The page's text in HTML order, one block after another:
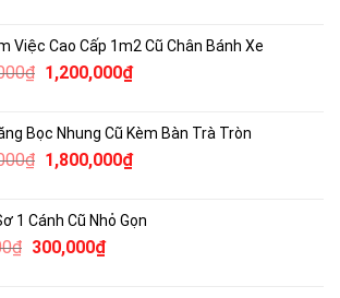
1,900,000₫.là:
1,500,000₫.
Việc Cao Cấp 1m2 Cũ Chân Bánh Xe
₫ Giá
1,860,000₫.
1,200,000₫Giá
là:
1,200,000₫.
Bọc Nhung Cũ Kèm Bàn Trà Tròn
₫ Giá
2,300,000₫.
1,800,000₫Giá
là:
1 Cánh Cũ Nhỏ Gọn
₫ Giá
300,000₫Giá